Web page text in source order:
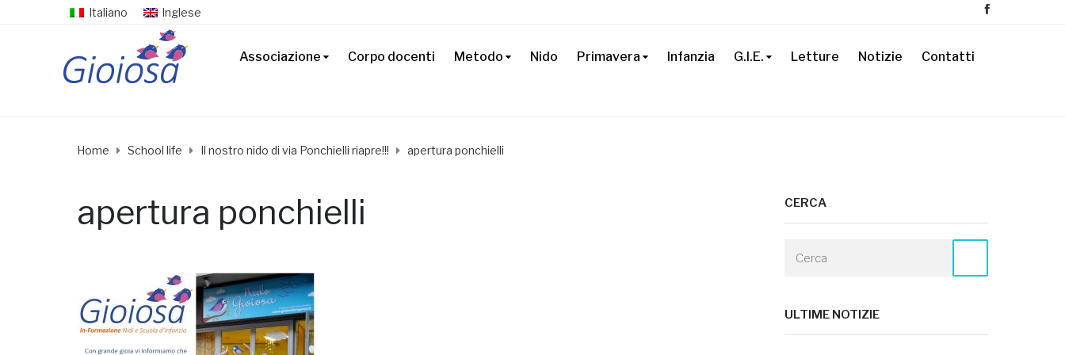
Italiano Inglese
Associazione Corpo docenti Metodo Nido Primavera Infanzia G.I.E. Letture Notizie Contatti
Home School life Il nostro nido di via Ponchielli riapre!!! apertura ponchielli
apertura ponchielli CERCA
ULTIME NOTIZIE